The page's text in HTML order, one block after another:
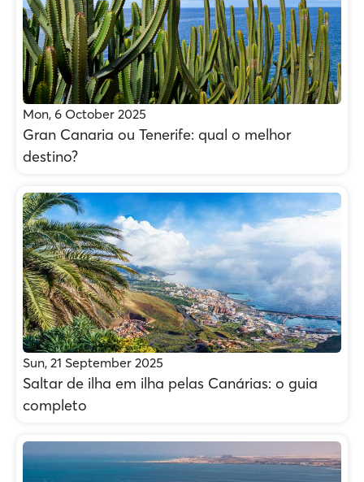
Mon, 6 October 2025
Gran Canaria ou Tenerife: qual o melhor
destino?
Sun, 21 September 2025
Saltar de ilha em ilha pelas Canárias: o guia
completo